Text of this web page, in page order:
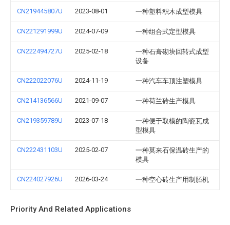
CN219445807U 2023-08-01 一种塑料积木成型模具
CN221291999U 2024-07-09 一种组合式定型模具
CN222494727U 2025-02-18
一种石膏砌块回转式成型
设备
CN222022076U 2024-11-19 一种汽车车顶注塑模具
CN214136566U 2021-09-07 一种荷兰砖生产模具
CN219359789U 2023-07-18
一种便于取模的陶瓷瓦成
型模具
CN222431103U 2025-02-07
一种莫来石保温砖生产的
模具
CN224027926U 2026-03-24 一种空心砖生产用制胚机
Priority And Related Applications